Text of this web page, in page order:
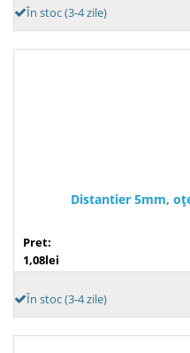
În stoc (3-4 zile)
Distantier 5mm,
Pret:
1,08lei
În stoc (3-4 zile)